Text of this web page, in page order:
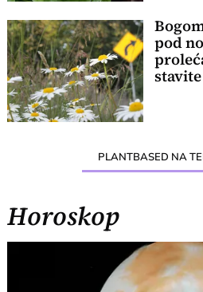
pod
PLANTBASED NA
Horoskop